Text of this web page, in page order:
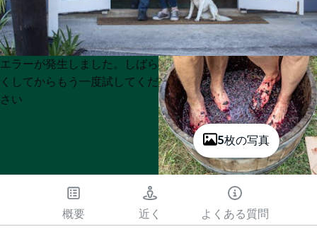
5枚の写真
Product
List
Product
List
エラーが発生しました。しばら
くしてからもう一度試してくだ
さい
概要 近く よくある質問